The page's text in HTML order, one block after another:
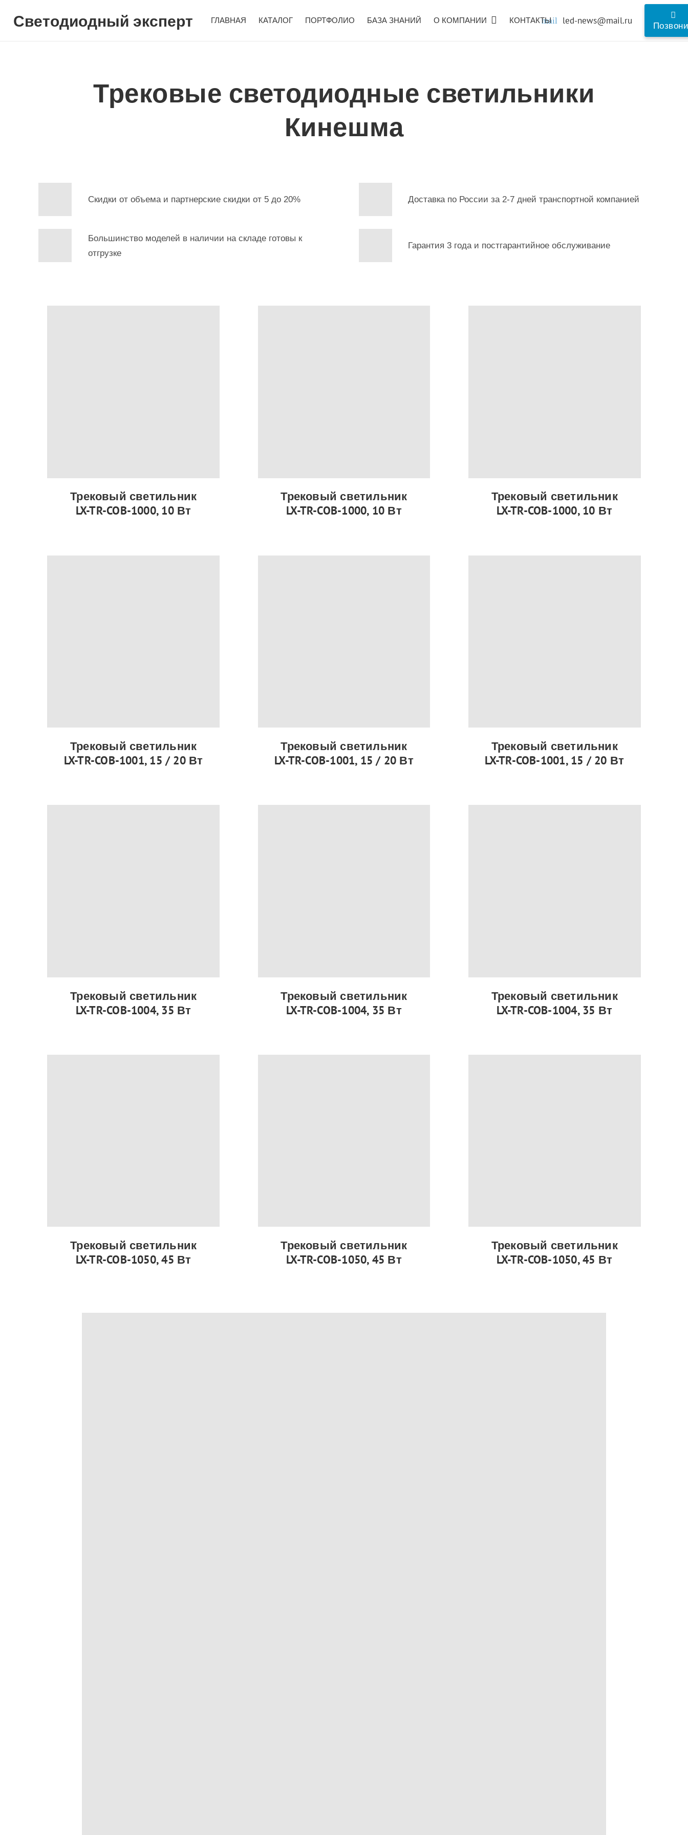
Светодиодный эксперт ГЛАВНАЯ КАТАЛОГ ПОРТФОЛИО БАЗА ЗНАНИЙ О КОМПАНИИ КОНТАКТЫ
mail led-news@mail.ru
Трековые светодиодные светильники
Кинешма
Скидки от объема и партнерские скидки от 5 до 20%
Большинство моделей в наличии на складе готовы к
отгрузке
Доставка по России за 2-7 дней транспортной компанией
Гарантия 3 года и постгарантийное обслуживание
Трековый светильник
LX-TR-COB-1000, 10 Вт
Трековый светильник
LX-TR-COB-1000, 10 Вт
Трековый светильник
LX-TR-COB-1000, 10 Вт
Трековый светильник
LX-TR-COB-1001, 15 / 20 Вт
Трековый светильник
LX-TR-COB-1001, 15 / 20 Вт
Трековый светильник
LX-TR-COB-1001, 15 / 20 Вт
Трековый светильник
LX-TR-COB-1004, 35 Вт
Трековый светильник
LX-TR-COB-1004, 35 Вт
Трековый светильник
LX-TR-COB-1004, 35 Вт
Трековый светильник
LX-TR-COB-1050, 45 Вт
Трековый светильник
LX-TR-COB-1050, 45 Вт
Трековый светильник
LX-TR-COB-1050, 45 Вт